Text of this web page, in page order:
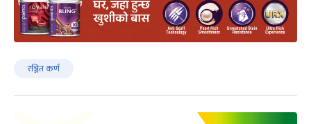
रञ्जित कर्ण